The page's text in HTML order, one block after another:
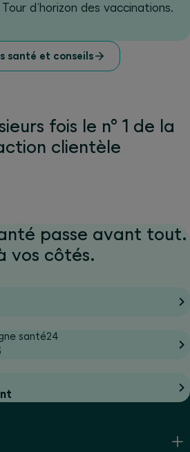
d’horizon des vaccinations.
santé et conseils
fois le n° 1 de la
clientèle
passe avant tout.
vos côtés.
santé24